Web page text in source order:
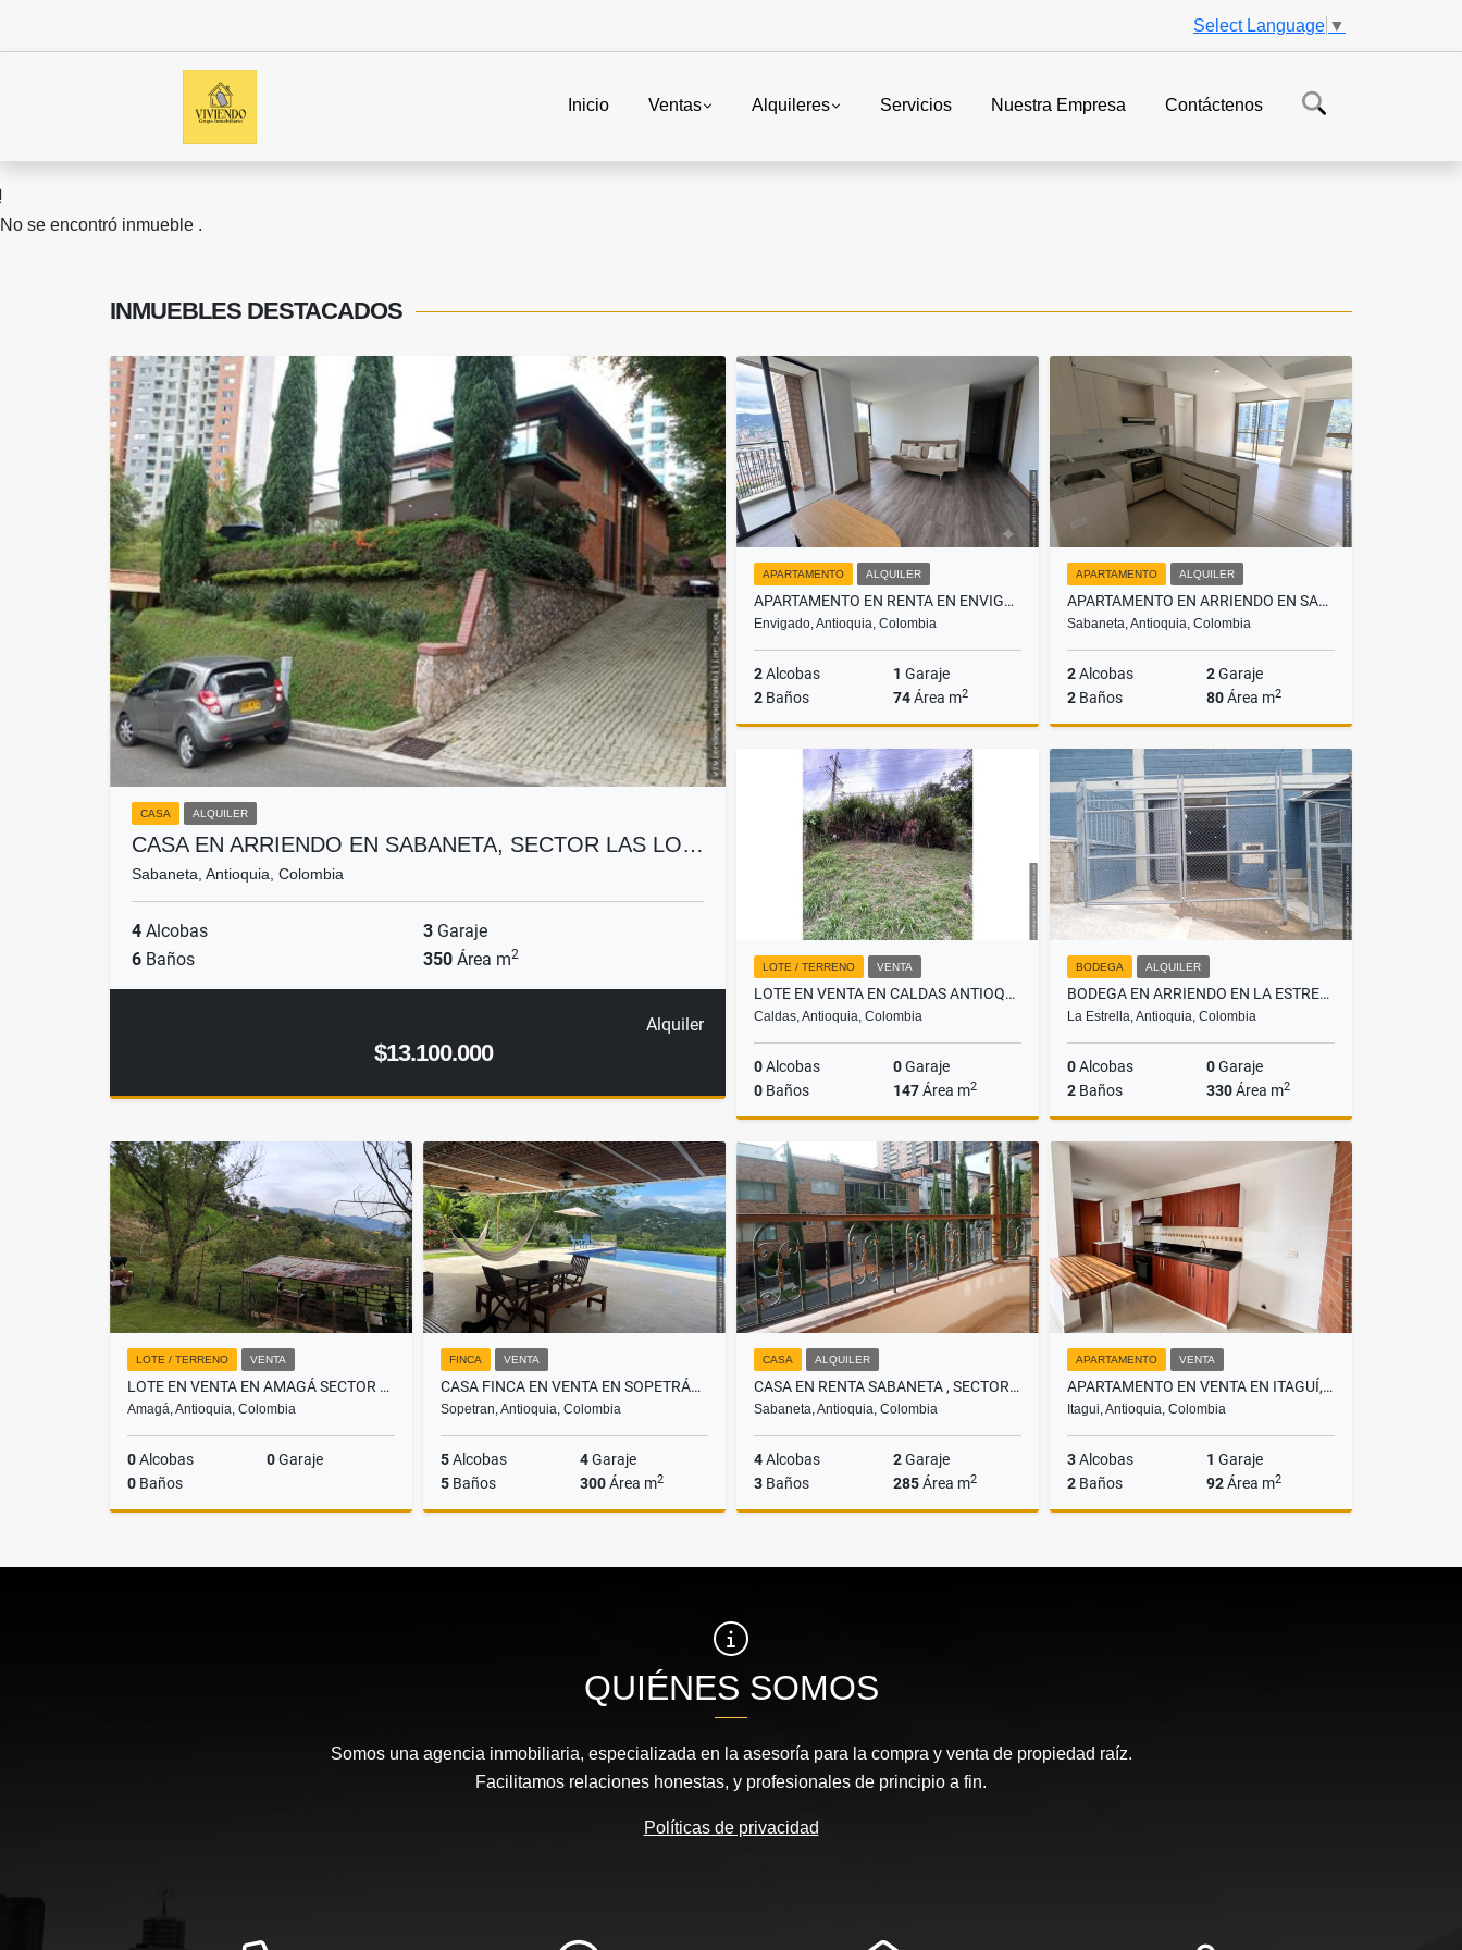
Select Language ▼
Inicio Ventas Alquileres Servicios Nuestra Empresa Contáctenos
No se encontró inmueble .
INMUEBLES DESTACADOS
CASA ALQUILER
CASA EN ARRIENDO EN SABANETA, SECTOR LAS LO…
Sabaneta, Antioquia, Colombia
4 Alcobas 3 Garaje
6 Baños 350 Área m2
Alquiler
$13.100.000
APARTAMENTO ALQUILER
APARTAMENTO EN RENTA EN ENVIGADO, SECTOR LAS VEGAS
Envigado, Antioquia, Colombia
2Alcobas 1 Garaje
2 Baños 74Área m2
Alquiler
$3.400.000
APARTAMENTO ALQUILER
APARTAMENTO EN ARRIENDO EN SABANETA, SECTOR PAN DE AZÚCAR PARTE BAJA
Sabaneta, Antioquia, Colombia
2Alcobas 2Garaje
2 Baños 80Área m2
Alquiler
$3.400.000
LOTE / TERRENO VENTA
LOTE EN VENTA EN CALDAS ANTIOQUIA, SECTOR LA RAYA
Caldas, Antioquia, Colombia
0Alcobas 0Garaje
0 Baños 147Área m2
Venta
$150.000.000
BODEGA ALQUILER
BODEGA EN ARRIENDO EN LA ESTRELLA, SECTOR ANCÓN
La Estrella, Antioquia, Colombia
0Alcobas 0Garaje
2 Baños 330Área m2
Alquiler
$12.000.000
LOTE / TERRENO VENTA
LOTE EN VENTA EN AMAGÁ SECTOR CAMILO C
Amagá, Antioquia, Colombia
0Alcobas 0Garaje
0 Baños
$900.000.000
FINCA VENTA
CASA FINCA EN VENTA EN SOPETRÁN, ANTIOQUIA
Sopetran, Antioquia, Colombia
5Alcobas 4Garaje
5 Baños 300Área m2
$1.850.000.000
CASA ALQUILER
CASA EN RENTA SABANETA , SECTOR SAN JOSÉ
Sabaneta, Antioquia, Colombia
4Alcobas 2Garaje
3 Baños 285Área m2
$6.100.000
APARTAMENTO VENTA
APARTAMENTO EN VENTA EN ITAGUÍ, SECTOR SANTA CATALINA
Itagui, Antioquia, Colombia
3Alcobas 1 Garaje
2 Baños 92Área m2
$545.000.000
QUIÉNES SOMOS
Somos una agencia inmobiliaria, especializada en la asesoría para la compra y venta de propiedad raíz.
Facilitamos relaciones honestas, y profesionales de principio a fin.
Políticas de privacidad